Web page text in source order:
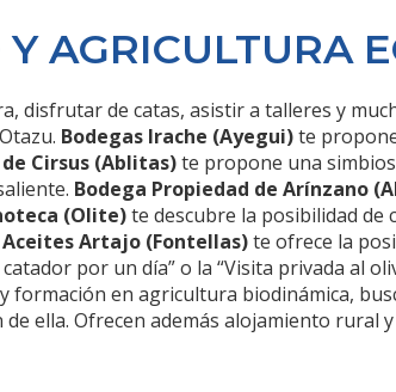
AGRICULTURA
disfrutar de catas, asistir a talleres y
Bodegas Irache (Ayegui)te
Cirsus (Ablitas)te propone una
Bodega Propiedad de Arínzano
(Olite)te descubre la posibilidad de
Aceites Artajo (Fontellas)te ofrece la
por un día” o la “Visita privada al
formación en agricultura biodinámica,
ella. Ofrecen además alojamiento rural